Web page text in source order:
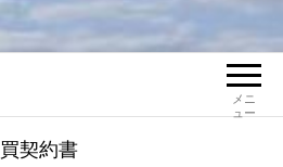
メニ
ュー
契約書